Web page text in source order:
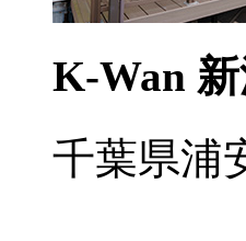
K-Wan
千葉県浦